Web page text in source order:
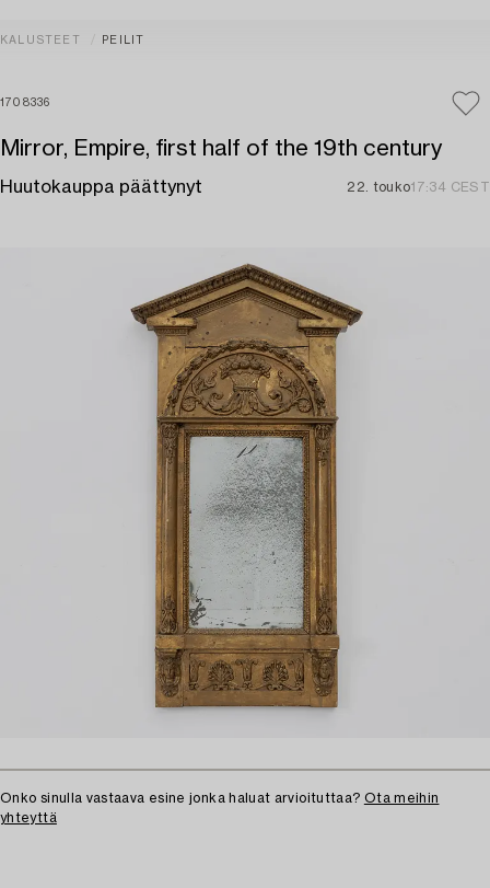
KALUSTEET PEILIT
1708336
Mirror, Empire, first half of the 19th century
Huutokauppa päättynyt 22. touko17:34 CEST
Onko sinulla vastaava esine jonka haluat arvioituttaa? Ota meihin
yhteyttä